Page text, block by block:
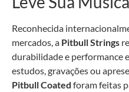
Reconhecida
mercados, a Pitbull Strings
durabilidade e performance
estudos, gravações ou
Pitbull Coated foram feitas